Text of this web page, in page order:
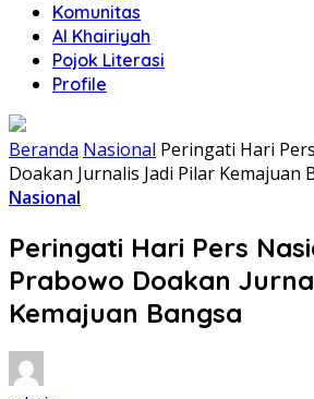
Komunitas
Al Khairiyah
Pojok Literasi
Profile
Beranda Nasional Peringati Hari
Doakan Jurnalis Jadi Pilar Kemajuan
Nasional
Peringati Hari Pers
Prabowo Doakan
Kemajuan Bangsa